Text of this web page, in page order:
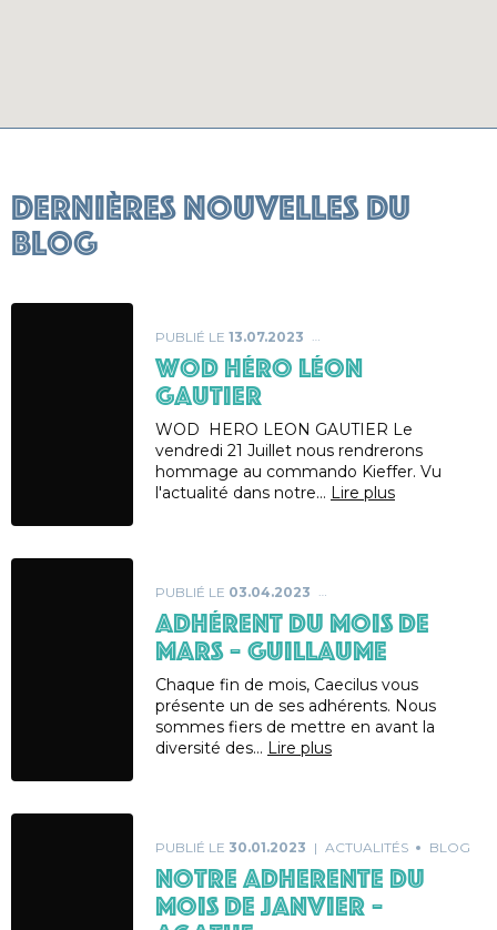
Dernières nouvelles du
blog
PUBLIÉ LE 13.07.2023
WOD héro Léon
Gautier
WOD HERO LEON GAUTIER Le
vendredi 21 Juillet nous rendrerons
hommage au commando Kieffer. Vu
l'actualité dans notre… Lire plus
PUBLIÉ LE 03.04.2023
ADHÉRENT DU MOIS DE
MARS – GUILLAUME
Chaque fin de mois, Caecilus vous
présente un de ses adhérents. Nous
sommes fiers de mettre en avant la
diversité des… Lire plus
PUBLIÉ LE 30.01.2023 ACTUALITÉS BLOG
NOTRE ADHERENTE DU
MOIS DE JANVIER –